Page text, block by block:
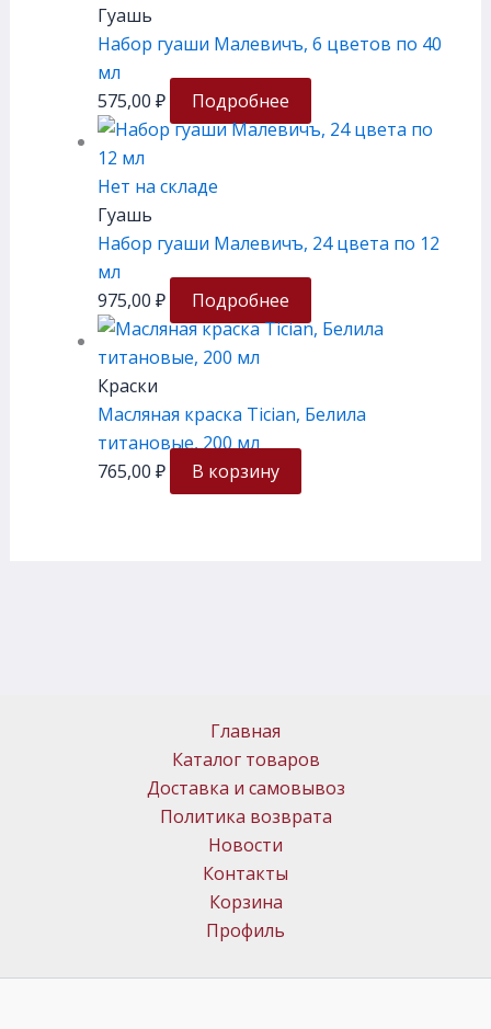
Гуашь
Набор гуаши Малевичъ, 6 цветов по 40
мл
575,00 ₽ Подробнее
Нет на складе
Гуашь
Набор гуаши Малевичъ, 24 цвета по 12
мл
975,00 ₽ Подробнее
Краски
Масляная краска Tician, Белила
титановые, 200 мл
765,00 ₽ В корзину
Главная
Каталог товаров
Доставка и самовывоз
Политика возврата
Новости
Контакты
Корзина
Профиль